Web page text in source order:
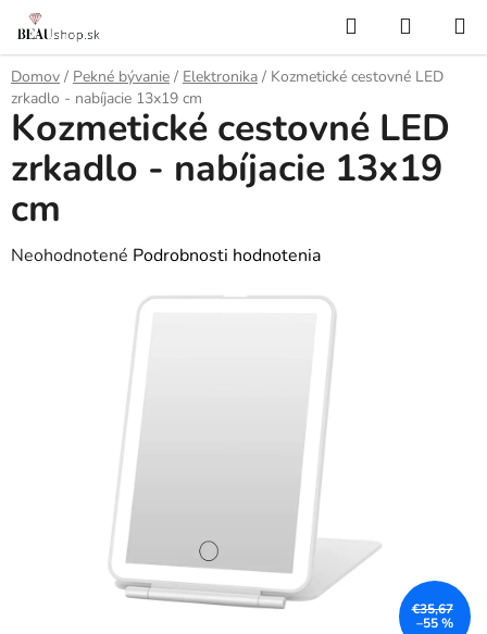
Prejsť
obsah
Hľadať
KOŠÍK
Domov / Pekné bývanie / Elektronika / Kozmetické cestovné LED
zrkadlo - nabíjacie 13x19 cm
Kozmetické cestovné LED
zrkadlo - nabíjacie 13x19
cm
Priemerné
Neohodnotené Podrobnosti hodnotenia
€35,67
–55 %